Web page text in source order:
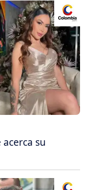
acerca su